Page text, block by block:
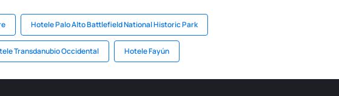
Hotele Palo Alto Battlefield National Historic Park
Transdanubio Occidental Hotele Fayún